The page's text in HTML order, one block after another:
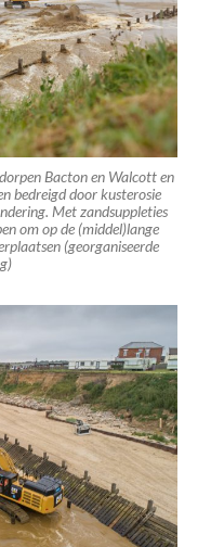
Bacton en Walcott en
bedreigd door kusterosie
Met zandsuppleties
om op de (middel)lange
(georganiseerde